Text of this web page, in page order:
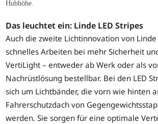
Hubhöhe.
Das leuchtet ein: Linde LED Stripes
Auch die zweite Lichtinnovation von
schnelles Arbeiten bei mehr Sicherheit
VertiLight – entweder ab Werk oder als
Nachrüstlösung bestellbar. Bei den LED
sich um Lichtbänder, die vorn wie hinten
Fahrerschutzdach von
werden. Sie sorgen für eine optimale